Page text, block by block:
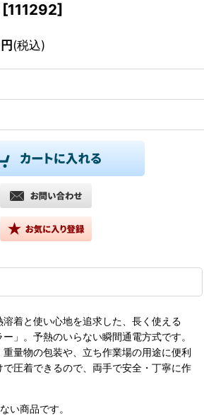
[111292]
円(税込)
着と使い心地を追求した、長く使える
ー」。予熱のいらない瞬間通電方式です。
量物の包装や、立ち作業場の用途に便利
圧着できるので、両手で安全・丁寧に作
い商品です。